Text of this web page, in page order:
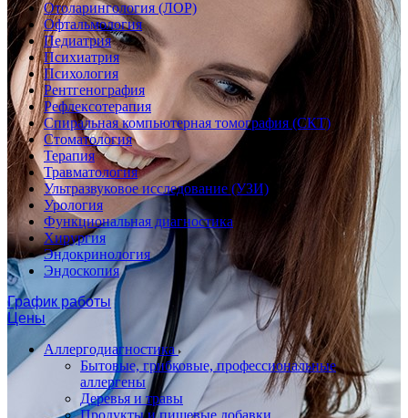
Отоларингология (ЛОР)
Офтальмология
Педиатрия
Психиатрия
Психология
Рентгенография
Рефлексотерапия
Спиральная компьютерная томография (СКТ)
Стоматология
Терапия
Травматология
Ультразвуковое исследование (УЗИ)
Урология
Функциональная диагностика
Хирургия
Эндокринология
Эндоскопия
График работы
Цены
Аллергодиагностика
Бытовые, грибковые, профессиональные
аллергены
Деревья и травы
Продукты и пищевые добавки